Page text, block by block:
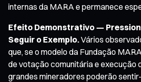
internas da MARA e permanece
Efeito Demonstrativo —
Seguir o Exemplo.Vários
que, se o modelo da Fundação
de votação comunitária e execução
grandes mineradores poderão